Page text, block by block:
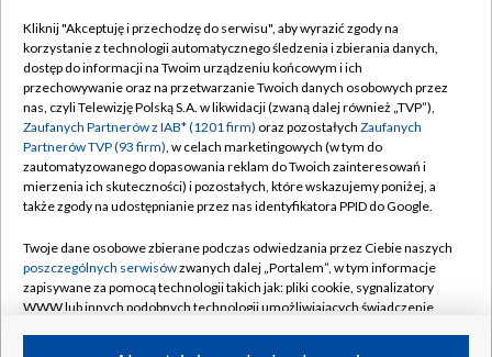
TVP
Abonament TVP
Sklep TVP
Biuro Reklamy
Oferta Handlowa
Emisja w TVP
Rada Programowa
Ogłoszenia przetargowe
Regulamin TVP
Polityka prywatności
Moje zgody
Biuro reklamy
Kanały
©2026 Telewizja Polska Spółka Akcyjna w likwidacji
Kliknij "Akceptuję i przechodzę do serwisu", aby wyrazić zgody na
korzystanie z technologii automatycznego śledzenia i zbierania danych,
dostęp do informacji na Twoim urządzeniu końcowym i ich
przechowywanie oraz na przetwarzanie Twoich danych osobowych przez
nas, czyli Telewizję Polską S.A. w likwidacji (zwaną dalej również „TVP”),
Zaufanych Partnerów z IAB* (1201 firm) oraz pozostałych Zaufanych
Partnerów TVP (93 firm), w celach marketingowych (w tym do
zautomatyzowanego dopasowania reklam do Twoich zainteresowań i
mierzenia ich skuteczności) i pozostałych, które wskazujemy poniżej, a
także zgody na udostępnianie przez nas identyfikatora PPID do Google.
Twoje dane osobowe zbierane podczas odwiedzania przez Ciebie naszych
poszczególnych serwisówzwanych dalej „Portalem”, w tym informacje
zapisywane za pomocą technologii takich jak: pliki cookie, sygnalizatory
WWW lub innych podobnych technologii umożliwiających świadczenie